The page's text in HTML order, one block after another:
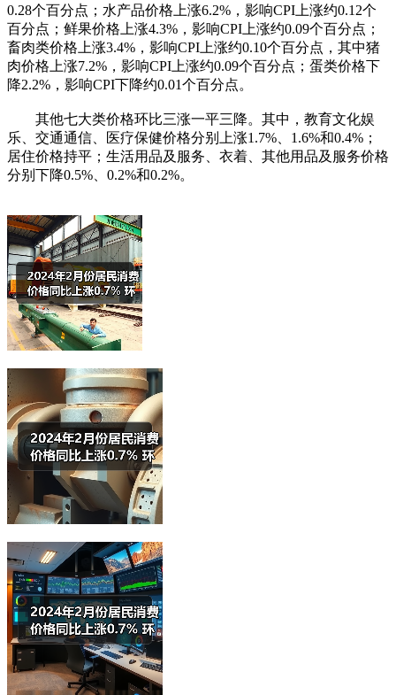
0.28个百分点；水产品价格上涨6.2%，影响CPI上涨约0.12个
百分点；鲜果价格上涨4.3%，影响CPI上涨约0.09个百分点；
畜肉类价格上涨3.4%，影响CPI上涨约0.10个百分点，其中猪
肉价格上涨7.2%，影响CPI上涨约0.09个百分点；蛋类价格下
降2.2%，影响CPI下降约0.01个百分点。
其他七大类价格环比三涨一平三降。其中，教育文化娱
乐、交通通信、医疗保健价格分别上涨1.7%、1.6%和0.4%；
居住价格持平；生活用品及服务、衣着、其他用品及服务价格
分别下降0.5%、0.2%和0.2%。